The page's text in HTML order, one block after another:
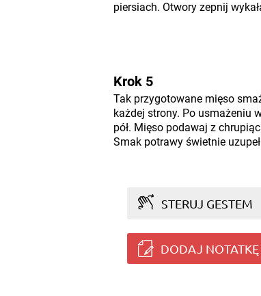
piersiach. Otwory zepnij
Krok 5
Tak przygotowane mięso
każdej strony. Po usmażeniu
pół. Mięso podawaj z
Smak potrawy świetnie
STERUJ GESTEM
DODAJ NOTATKĘ